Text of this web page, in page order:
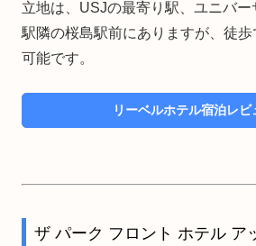
立地は、USJの最寄り駅、ユニバ
駅隣の桜島駅前にありますが、徒
可能です。
リーベルホテル宿泊レビ
ザ パーク フロント ホテル ア